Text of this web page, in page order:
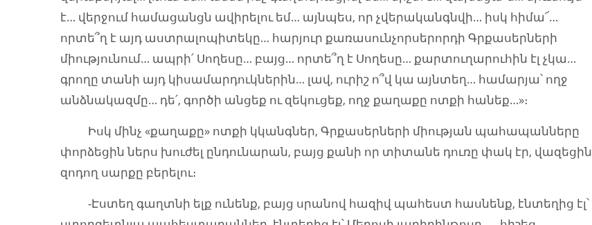
է… վերջում համացանցն ավիրելու եմ… այնպես, որ չվերականգնվի… իսկ հիմա՜…
որտե՞ղ է այդ աստրալոպիտեկը… հարյուր քառասունչորսերորդի Գրքասերների
միությունում… ապրի՛ Սողեսը… բայց… որտե՞ղ է Սողեսը… քարտուղարուհին էլ չկա…
գրողը տանի այդ կիսամարդուկներին… լավ, ուրիշ ո՞վ կա այնտեղ… համարյա՝ ողջ
անձնակազմը… դե՛, գործի անցեք ու զեկուցեք, ողջ քաղաքը ոտքի հանեք…»։
Իսկ մինչ «քաղաքը» ոտքի կկանգներ, Գրքասերների միության պահապանները
փորձեցին ներս խուժել ընդունարան, բայց քանի որ տիտանե դուռը փակ էր, վազեցին
զոդող սարքը բերելու։
-Էստեղ գաղտնի ելք ունենք, բայց սրանով հազիվ պահեստ հասնենք, էնտեղից էլ՝